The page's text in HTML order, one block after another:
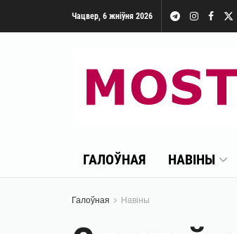
Чацвер, 6 жніўня 2026
ГАЛОЎНАЯ НАВІНЫ
Галоўная Навіны